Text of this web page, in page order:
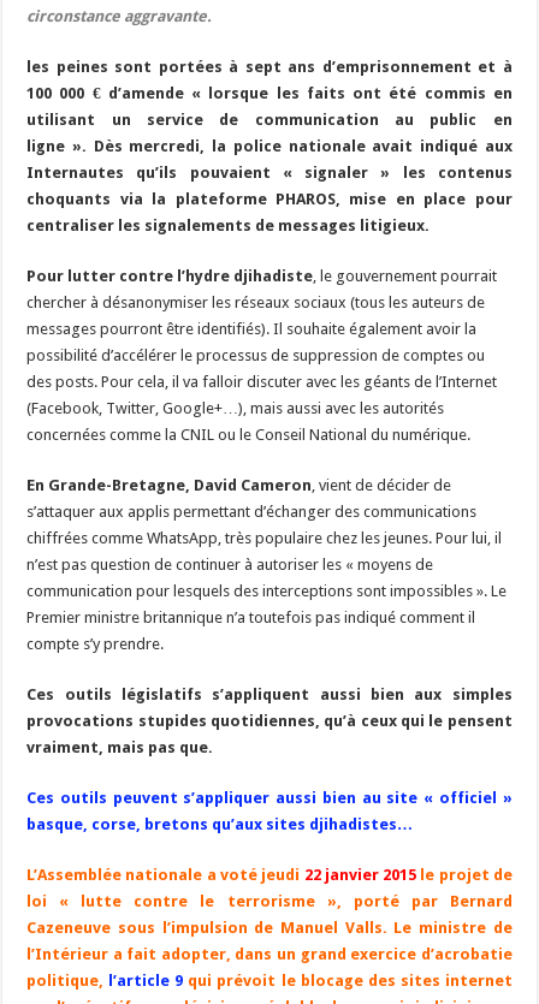
circonstance aggravante.
les peines sont portées à sept ans d’emprisonnement et à
100 000 € d’amende « lorsque les faits ont été commis en
utilisant un service de communication au public en
ligne ». Dès mercredi, la police nationale avait indiqué aux
Internautes qu’ils pouvaient « signaler » les contenus
choquants via la plateforme PHAROS, mise en place pour
centraliser les signalements de messages litigieux.
Pour lutter contre l’hydre djihadiste , le gouvernement pourrait
chercher à désanonymiser les réseaux sociaux (tous les auteurs de
messages pourront être identifiés). Il souhaite également avoir la
possibilité d’accélérer le processus de suppression de comptes ou
des posts. Pour cela, il va falloir discuter avec les géants de l’Internet
(Facebook, Twitter, Google+…), mais aussi avec les autorités
concernées comme la CNIL ou le Conseil National du numérique.
En Grande-Bretagne, David Cameron , vient de décider de
s’attaquer aux applis permettant d’échanger des communications
chiffrées comme WhatsApp, très populaire chez les jeunes. Pour lui, il
n’est pas question de continuer à autoriser les « moyens de
communication pour lesquels des interceptions sont impossibles ». Le
Premier ministre britannique n’a toutefois pas indiqué comment il
compte s’y prendre.
Ces outils législatifs s’appliquent aussi bien aux simples
provocations stupides quotidiennes, qu’à ceux qui le pensent
vraiment, mais pas que.
Ces outils peuvent s’appliquer aussi bien au site « officiel »
basque, corse, bretons qu’aux sites djihadistes…
L’Assemblée nationale a voté jeudi 22 janvier 2015 le projet de
loi « lutte contre le terrorisme », porté par Bernard
Cazeneuve sous l’impulsion de Manuel Valls. Le ministre de
l’Intérieur a fait adopter, dans un grand exercice d’acrobatie
politique,
l’article 9 qui prévoit le blocage des sites internet